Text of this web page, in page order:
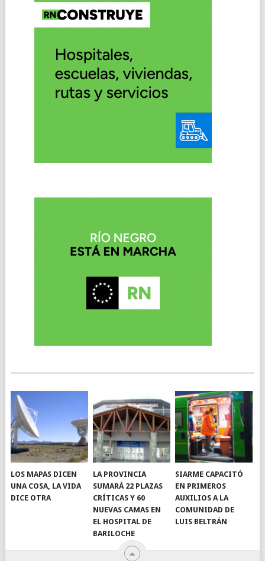
LOS MAPAS DICEN
UNA COSA, LA VIDA
DICE OTRA
LA PROVINCIA
SUMARÁ 22 PLAZAS
CRÍTICAS Y 60
NUEVAS CAMAS EN
EL HOSPITAL DE
BARILOCHE
SIARME CAPACITÓ
EN PRIMEROS
AUXILIOS A LA
COMUNIDAD DE
LUIS BELTRÁN